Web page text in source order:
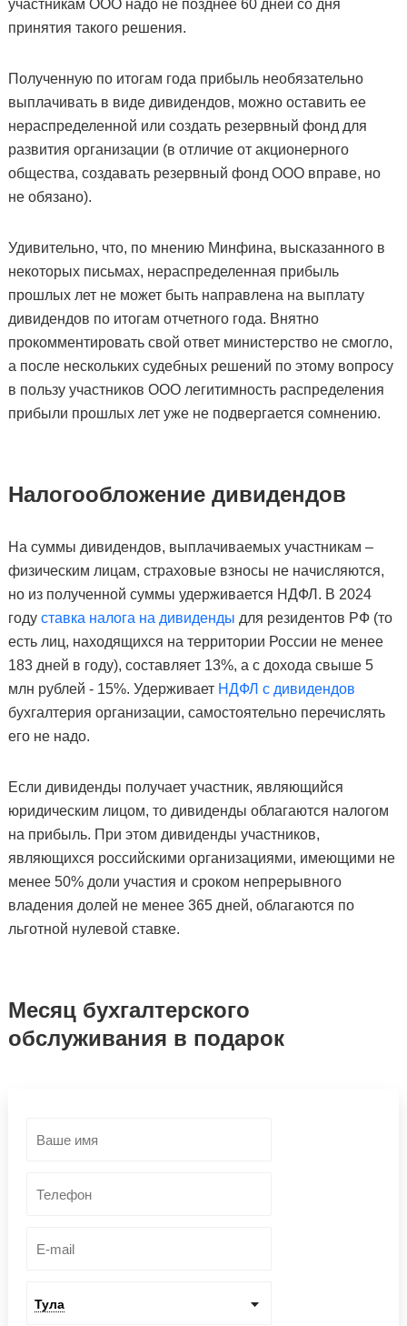
участникам ООО надо не позднее 60 дней со дня
принятия такого решения.
Полученную по итогам года прибыль необязательно
выплачивать в виде дивидендов, можно оставить ее
нераспределенной или создать резервный фонд для
развития организации (в отличие от акционерного
общества, создавать резервный фонд ООО вправе, но
не обязано).
Удивительно, что, по мнению Минфина, высказанного в
некоторых письмах, нераспределенная прибыль
прошлых лет не может быть направлена на выплату
дивидендов по итогам отчетного года. Внятно
прокомментировать свой ответ министерство не смогло,
а после нескольких судебных решений по этому вопросу
в пользу участников ООО легитимность распределения
прибыли прошлых лет уже не подвергается сомнению.
Налогообложение дивидендов
На суммы дивидендов, выплачиваемых участникам –
физическим лицам, страховые взносы не начисляются,
но из полученной суммы удерживается НДФЛ. В 2024
году ставка налога на дивиденды для резидентов РФ (то
есть лиц, находящихся на территории России не менее
183 дней в году), составляет 13%, а с дохода свыше 5
млн рублей - 15%. Удерживает НДФЛ с дивидендов
бухгалтерия организации, самостоятельно перечислять
его не надо.
Если дивиденды получает участник, являющийся
юридическим лицом, то дивиденды облагаются налогом
на прибыль. При этом дивиденды участников,
являющихся российскими организациями, имеющими не
менее 50% доли участия и сроком непрерывного
владения долей не менее 365 дней, облагаются по
льготной нулевой ставке.
Месяц бухгалтерского
обслуживания в подарок
Тула